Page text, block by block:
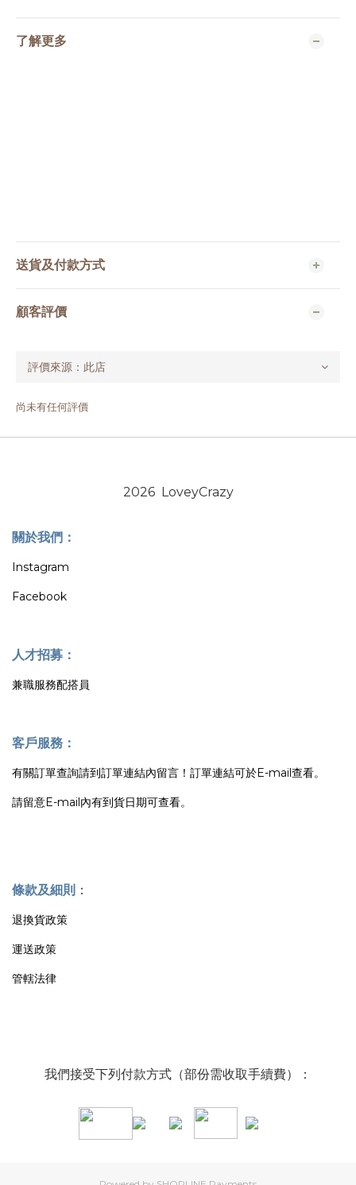
了解更多
送貨及付款方式
顧客評價
尚未有任何評價
2026 LoveyCrazy
關於我們：
Instagram
Facebook
人才招募：
兼職服務配搭員
客戶服務：
有關訂單查詢請到訂單連結內留言！訂單連結可於E-mail查看。
請留意E-mail內有到貨日期可查看。
條款及細則 ：
退換貨政策
運送政策
管轄法律
我們接受下列付款方式（部份需收取手續費）：